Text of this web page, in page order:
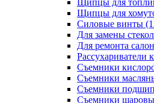
Щипцы для
Щипцы для
Силовые винты
Для замены стекол
Для ремонта
Рассухариватели
Съемники
Съемники
Съемники
Съемники